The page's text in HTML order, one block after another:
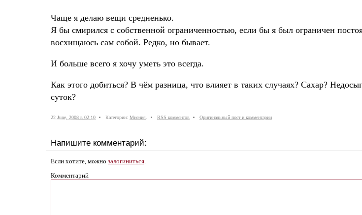
Чаще я делаю вещи средненько.
Я бы смирился с собственной ограниченностью, если бы я был ограничен
восхищаюсь сам собой. Редко, но бывает.
И больше всего я хочу уметь это всегда.
Как этого добиться? В чём разница, что влияет в таких случаях? Сахар?
суток?
22 June, 2008 в 02:10 Категории: Мнения. RSS комментов Оригинальный пост и комментарии
Напишите комментарий:
Если хотите, можно залогиниться.
Комментарий